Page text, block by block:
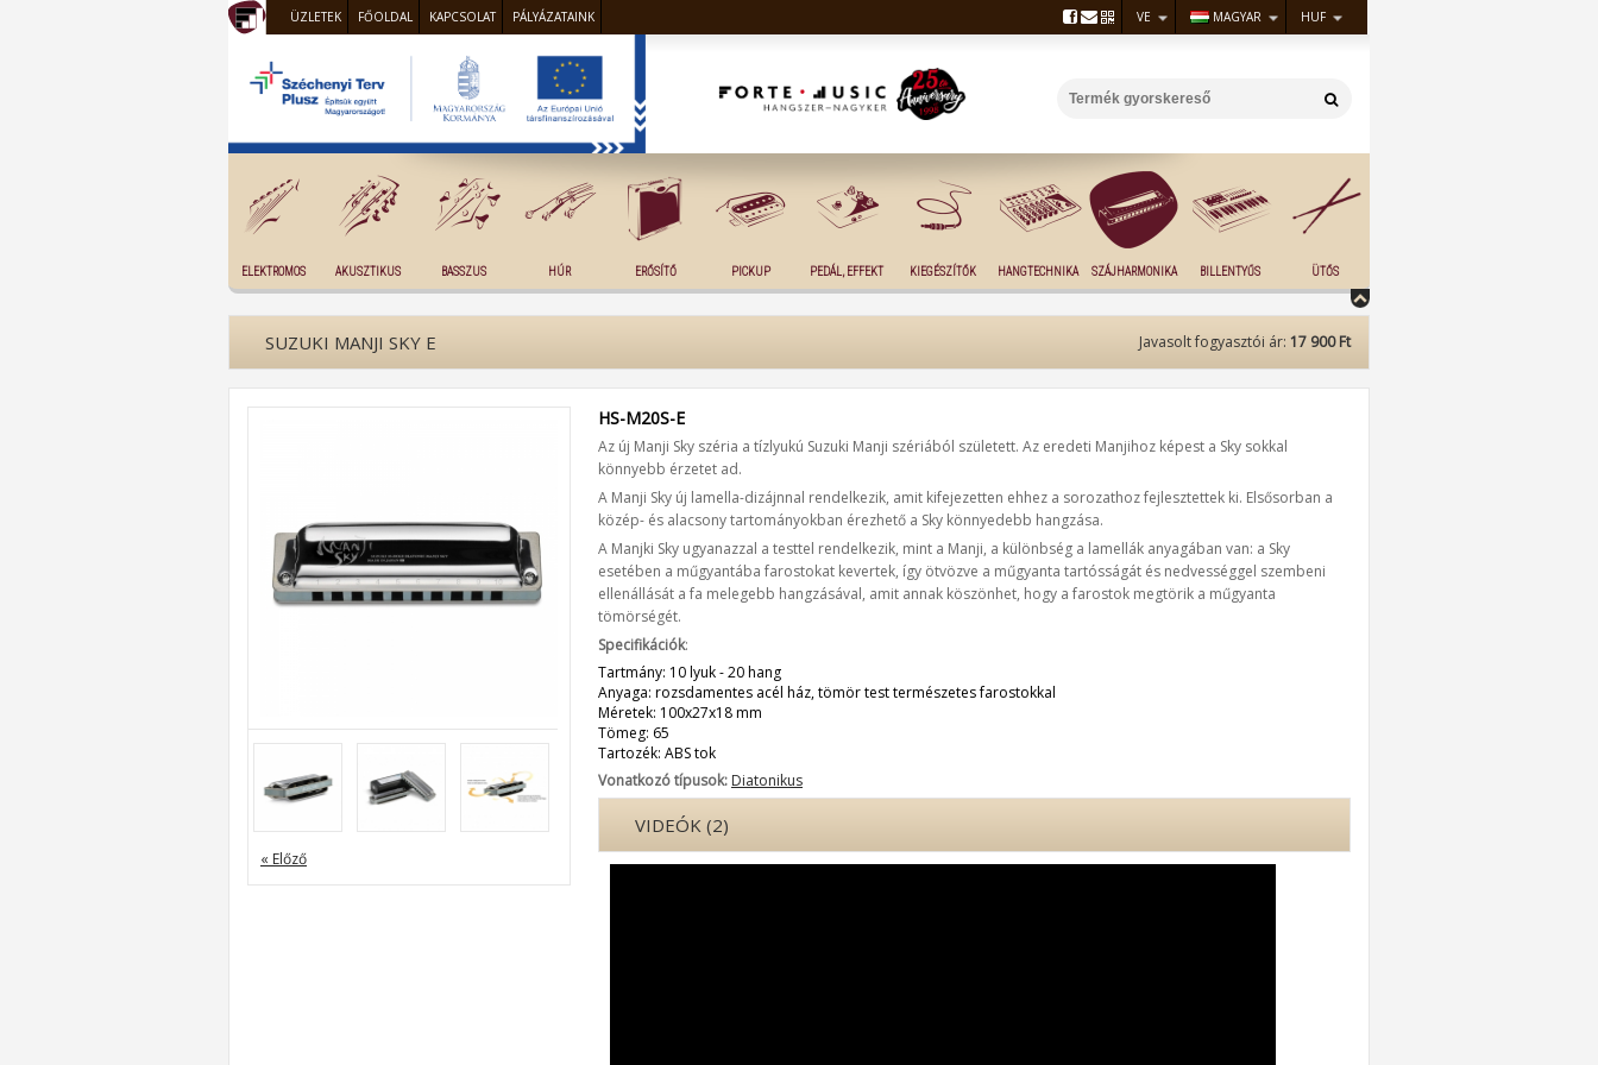
ÜZLETEK FŐOLDAL KAPCSOLAT PÁLYÁZATAINK VE MAGYAR HUF
ELEKTROMOS AKUSZTIKUS BASSZUS HÚR ERŐSÍTŐ PICKUP PEDÁL, EFFEKT KIEGÉSZÍTŐK HANGTECHNIKA SZÁJHARMONIKA BILLENTYŰS ÜTŐS
Javasolt fogyasztói ár: 17 900 Ft
SUZUKI MANJI SKY E
« Előző
HS-M20S-E
Az új Manji Sky széria a tízlyukú Suzuki Manji szériából született. Az eredeti Manjihoz képest a Sky sokkal
könnyebb érzetet ad.
A Manji Sky új lamella-dizájnnal rendelkezik, amit kifejezetten ehhez a sorozathoz fejlesztettek ki. Elsősorban a
közép- és alacsony tartományokban érezhető a Sky könnyedebb hangzása.
A Manjki Sky ugyanazzal a testtel rendelkezik, mint a Manji, a különbség a lamellák anyagában van: a Sky
esetében a műgyantába farostokat kevertek, így ötvözve a műgyanta tartósságát és nedvességgel szembeni
ellenállását a fa melegebb hangzásával, amit annak köszönhet, hogy a farostok megtörik a műgyanta
tömörségét.
Specifikációk:
Tartmány: 10 lyuk - 20 hang
Anyaga: rozsdamentes acél ház, tömör test természetes farostokkal
Méretek: 100x27x18 mm
Tömeg: 65
Tartozék: ABS tok
Vonatkozó típusok: Diatonikus
VIDEÓK (2)